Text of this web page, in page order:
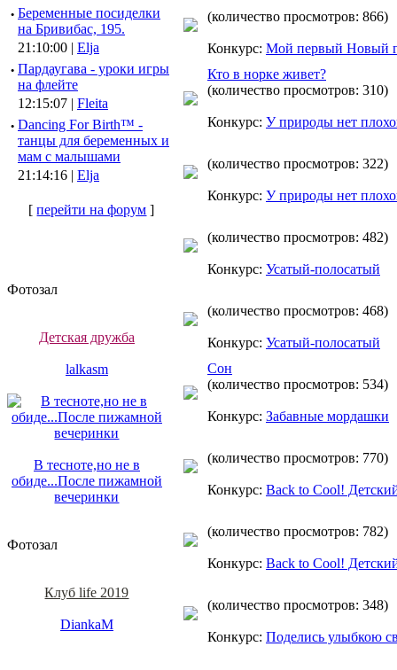
· Беременные посиделки
на Бривибас, 195.
21:10:00 | Elja
· Пардаугава - уроки игры
на флейте
12:15:07 | Fleita
· Dancing For Birth™ -
танцы для беременных и
мам с малышами
21:14:16 | Elja
[перейти на форум ]
Фотозал
Детская дружба
lalkasm
В тесноте,но не в
обиде...После пижамной
вечеринки
Фотозал
Клуб life 2019
DiankaM
(количество просмотров: 866)
Конкурс: Мой первый Новый
Кто в норке живет?
(количество просмотров: 310)
Конкурс: У природы нет
(количество просмотров: 322)
Конкурс: У природы нет
(количество просмотров: 482)
Конкурс: Усатый-полосатый
(количество просмотров: 468)
Конкурс: Усатый-полосатый
Сон
(количество просмотров: 534)
Конкурс: Забавные мордашки
(количество просмотров: 770)
Конкурс: Back to Cool!
(количество просмотров: 782)
Конкурс: Back to Cool!
(количество просмотров: 348)
Конкурс: Поделись улыбкою